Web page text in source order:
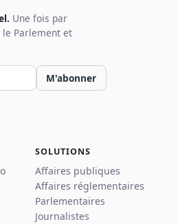
Une fois par
le Parlement et
M'abonner
SOLUTIONS
Affaires publiques
Affaires réglementaires
Parlementaires
Journalistes